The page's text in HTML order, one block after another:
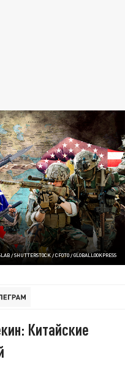
/ SHUTTERSTOCK / CFOTO / GLOBALLOOKPRESS
Китайские